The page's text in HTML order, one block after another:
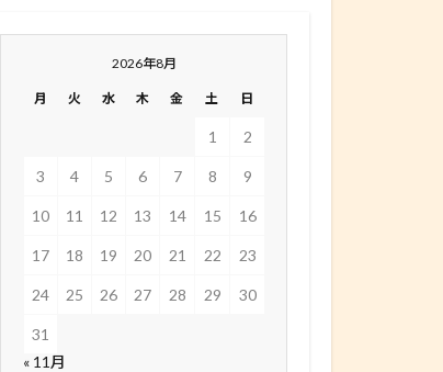
2026年8月
月 火 水 木 金 土 日
1 2
3 4 5 6 7 8 9
10 11 12 13 14 15 16
17 18 19 20 21 22 23
24 25 26 27 28 29 30
31
« 11月